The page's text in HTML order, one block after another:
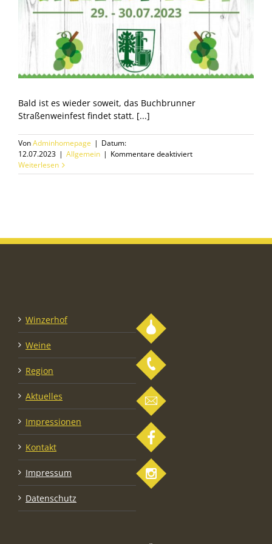
Bald ist es wieder soweit, das Buchbrunner
Straßenweinfest findet statt. [...]
VonAdminhomepage | Datum:
12.07.2023 | Allgemein | Kommentare deaktiviertfür
Straßenweinfest
Weiterlesen
Winzerhof
Weine
Region
Aktuelles
Impressionen
Kontakt
Impressum
Datenschutz